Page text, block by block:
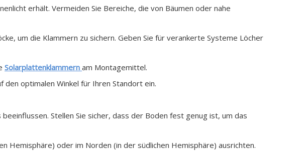
erhält. Vermeiden Sie Bereiche, die von Bäumen oder nahe
um die Klammern zu sichern. Geben Sie für verankerte Systeme Löcher
Solarplattenklammern am Montagemittel.
den optimalen Winkel für Ihren Standort ein.
Stellen Sie sicher, dass der Boden fest genug ist, um das
Hemisphäre) oder im Norden (in der südlichen Hemisphäre) ausrichten.